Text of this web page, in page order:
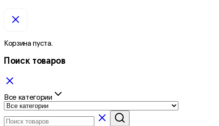
Корзина пуста.
Поиск товаров
Все категории